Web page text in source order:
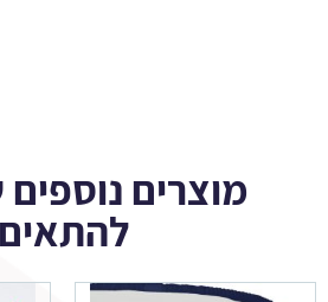
מוצרים נוספים
להתאים